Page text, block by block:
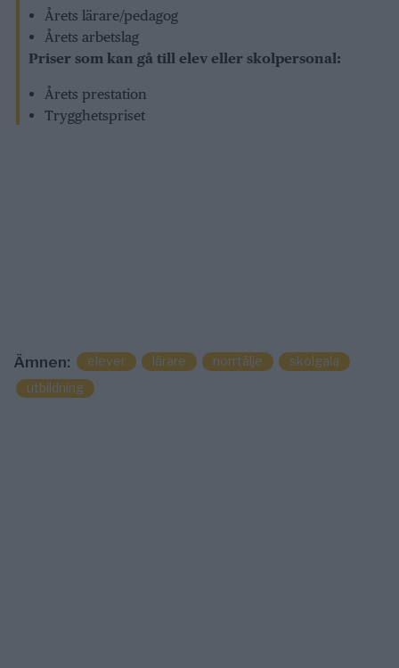
Årets lärare/pedagog
Årets arbetslag
Priser som kan gå till elev eller skolpersonal:
Årets prestation
Trygghetspriset
Ämnen: elever lärare norrtälje
skolgala
utbildning